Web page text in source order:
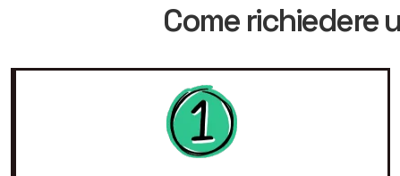
Come richiedere